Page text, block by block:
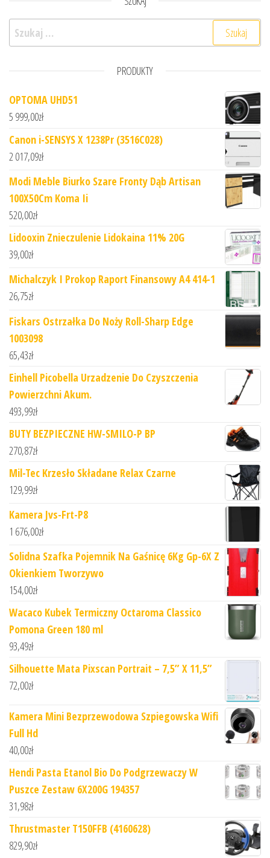
Szukaj:
PRODUKTY
OPTOMA UHD51
5 999,00zł
Canon i-SENSYS X 1238Pr (3516C028)
2 017,09zł
Modi Meble Biurko Szare Fronty Dąb Artisan
100X50Cm Koma Ii
520,00zł
Lidooxin Znieczulenie Lidokaina 11% 20G
39,00zł
Michalczyk I Prokop Raport Finansowy A4 414-1
26,75zł
Fiskars Ostrzałka Do Noży Roll-Sharp Edge
1003098
65,43zł
Einhell Picobella Urzadzenie Do Czyszczenia
Powierzchni Akum.
493,99zł
BUTY BEZPIECZNE HW-SMILO-P BP
270,87zł
Mil-Tec Krzesło Składane Relax Czarne
129,99zł
Kamera Jvs-Frt-P8
1 676,00zł
Solidna Szafka Pojemnik Na Gaśnicę 6Kg Gp-6X Z
Okienkiem Tworzywo
154,00zł
Wacaco Kubek Termiczny Octaroma Classico
Pomona Green 180 ml
93,49zł
Silhouette Mata Pixscan Portrait – 7,5” X 11,5”
72,00zł
Kamera Mini Bezprzewodowa Szpiegowska Wifi
Full Hd
40,00zł
Hendi Pasta Etanol Bio Do Podgrzewaczy W
Puszce Zestaw 6X200G 194357
31,98zł
Thrustmaster T150FFB (4160628)
829,90zł